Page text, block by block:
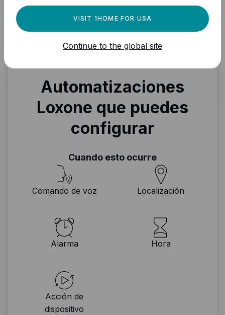
Automatizaciones
Loxone que puedes
configurar
Cuando esto ocurre
Comando de voz Localización
Alarma Hora
Acción de
dispositivo
VISIT 1HOME FOR USA
Continue to the global site